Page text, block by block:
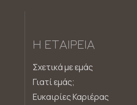
Η ΕΤΑΙΡΕΊΑ
Σχετικά με εμάς
Γιατί εμάς;
Ευκαιρίες Καριέρας